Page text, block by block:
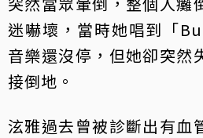
迷嚇壞，當時她唱到「
音樂還沒停，但她卻突然
接倒地。
泫雅過去曾被診斷出有血